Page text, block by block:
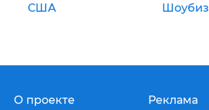
США Шоубиз
О проекте Реклама